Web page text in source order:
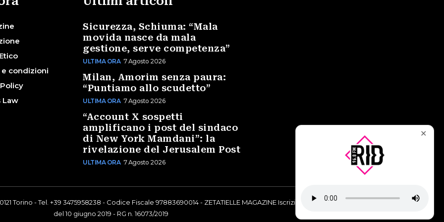
condizioni
Law
Sicurezza, Schiuma: “Mala
movida nasce da mala
gestione, serve competenza”
ULTIMA ORA 7 Agosto 2026
Milan, Amorim senza paura:
“Puntiamo allo scudetto”
ULTIMA ORA 7 Agosto 2026
“Account X sospetti
amplificano i post del sindaco
di New York Mamdani”: la
rivelazione del Jerusalem Post
ULTIMA ORA 7 Agosto 2026
Torino - Tel. +39 3475958238 - Codice Fiscale 97883690014 - ZETATIELLE MAGAZINE Iscrizione al Tribunale di Torino n° 9748/2019
del 10 giugno 2019 - RG n. 16073/2019
✕